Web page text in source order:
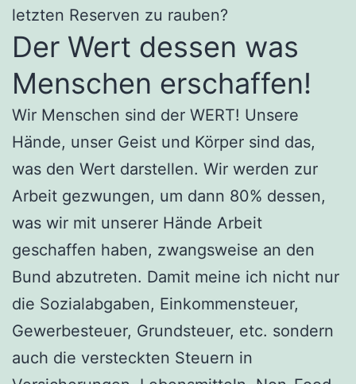
letzten Reserven zu rauben?
Der Wert dessen was
Menschen erschaffen!
Wir Menschen sind der WERT! Unsere
Hände, unser Geist und Körper sind das,
was den Wert darstellen. Wir werden zur
Arbeit gezwungen, um dann 80% dessen,
was wir mit unserer Hände Arbeit
geschaffen haben, zwangsweise an den
Bund abzutreten. Damit meine ich nicht nur
die Sozialabgaben, Einkommensteuer,
Gewerbesteuer, Grundsteuer, etc. sondern
auch die versteckten Steuern in